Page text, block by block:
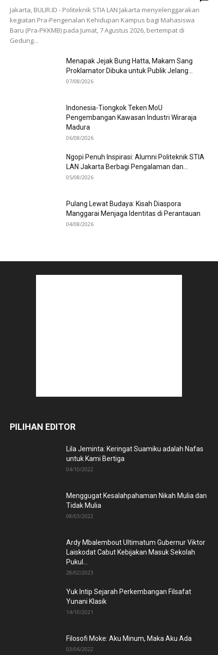
Jakarta, BULIR.ID - Politeknik STIA LAN Jakarta menyelenggarakan
kegiatan Pra-Pengenalan Kehidupan Kampus bagi Mahasiswa
Baru (Pra-PKKMB) pada Jumat, 7 Agustus 2026, bertempat di
Gedung...
Menapak Jejak Bung Hatta, Makam Sang
Proklamator Dibuka untuk Publik Jelang...
07/08/2026
Indonesia-Tiongkok Teken MoU
Pengembangan Kawasan Industri Wiraraja
Madura
06/08/2026
Ngopi Penuh Inspirasi: Alumni Politeknik STIA
LAN Jakarta Berbagi Pengalaman dan...
05/08/2026
Pulang Lewat Budaya: Kisah Diaspora
Manggarai Menjaga Identitas di Perantauan
04/08/2026
PILIHAN EDITOR
Lila Jeminta: Keringat Suamiku adalah Nafas
untuk Kami Bertiga
04/10/2022
Menggugat Kesalahpahaman Nikah Mulia dan
Tidak Mulia
08/03/2022
Ardy Mbalembout Ultimatum Gubernur Viktor
Laiskodat Cabut Kebijakan Masuk Sekolah
Pukul...
28/02/2023
Yuk Intip Sejarah Perkembangan Filsafat
Yunani Klasik
14/10/2021
Filosofi Moke: Aku Minum, Maka Aku Ada
03/06/2022